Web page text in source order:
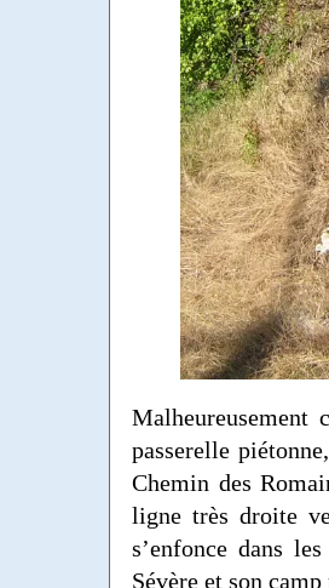
Malheureusement
passerelle
Chemin des
ligne très droite
s’enfonce dans
Sévère et son